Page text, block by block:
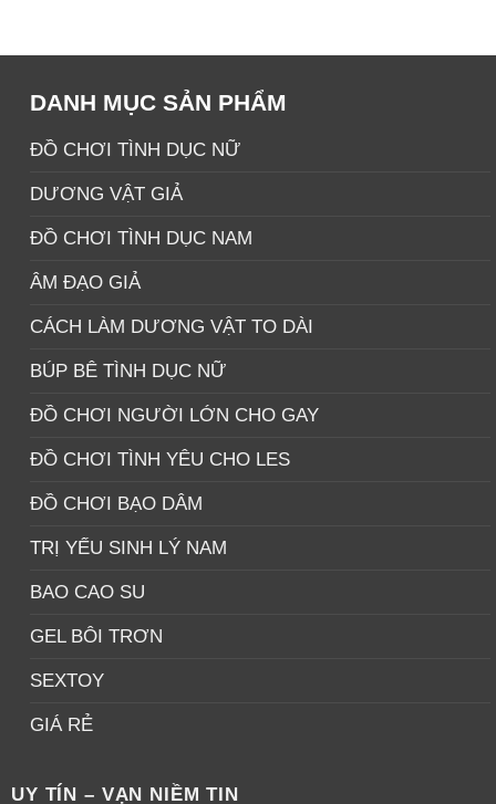
DANH MỤC SẢN PHẨM
ĐỒ CHƠI TÌNH DỤC NỮ
DƯƠNG VẬT GIẢ
ĐỒ CHƠI TÌNH DỤC NAM
ÂM ĐẠO GIẢ
CÁCH LÀM DƯƠNG VẬT TO DÀI
BÚP BÊ TÌNH DỤC NỮ
ĐỒ CHƠI NGƯỜI LỚN CHO GAY
ĐỒ CHƠI TÌNH YÊU CHO LES
ĐỒ CHƠI BẠO DÂM
TRỊ YẾU SINH LÝ NAM
BAO CAO SU
GEL BÔI TRƠN
SEXTOY
GIÁ RẺ
UY TÍN – VẠN NIỀM TIN